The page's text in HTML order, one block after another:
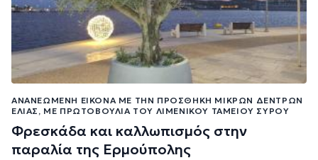
ΑΝΑΝΕΩΜΈΝΗ ΕΙΚΌΝΑ ΜΕ ΤΗΝ ΠΡΟΣΘΉΚΗ ΜΙΚΡΏΝ ΔΈΝΤΡΩΝ
ΕΛΙΆΣ, ΜΕ ΠΡΩΤΟΒΟΥΛΊΑ ΤΟΥ ΛΙΜΕΝΙΚΟΎ ΤΑΜΕΊΟΥ ΣΎΡΟΥ
Φρεσκάδα και καλλωπισμός στην
παραλία της Ερμούπολης